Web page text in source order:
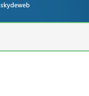
skydeweb